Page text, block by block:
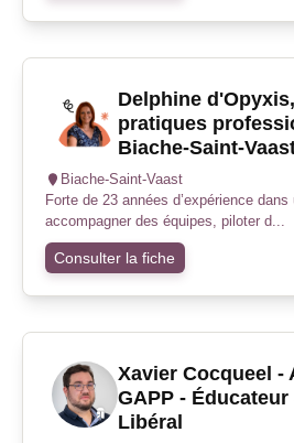
Delphine
pratiques
Biache-Saint-
Biache-Saint-Vaast
Forte de 23 années d’expérience
accompagner des équipes, piloter d...
Consulter la fiche
Xavier Cocqueel -
GAPP -
Libéral